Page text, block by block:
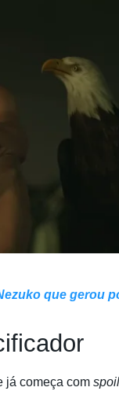
que gerou
já começa com